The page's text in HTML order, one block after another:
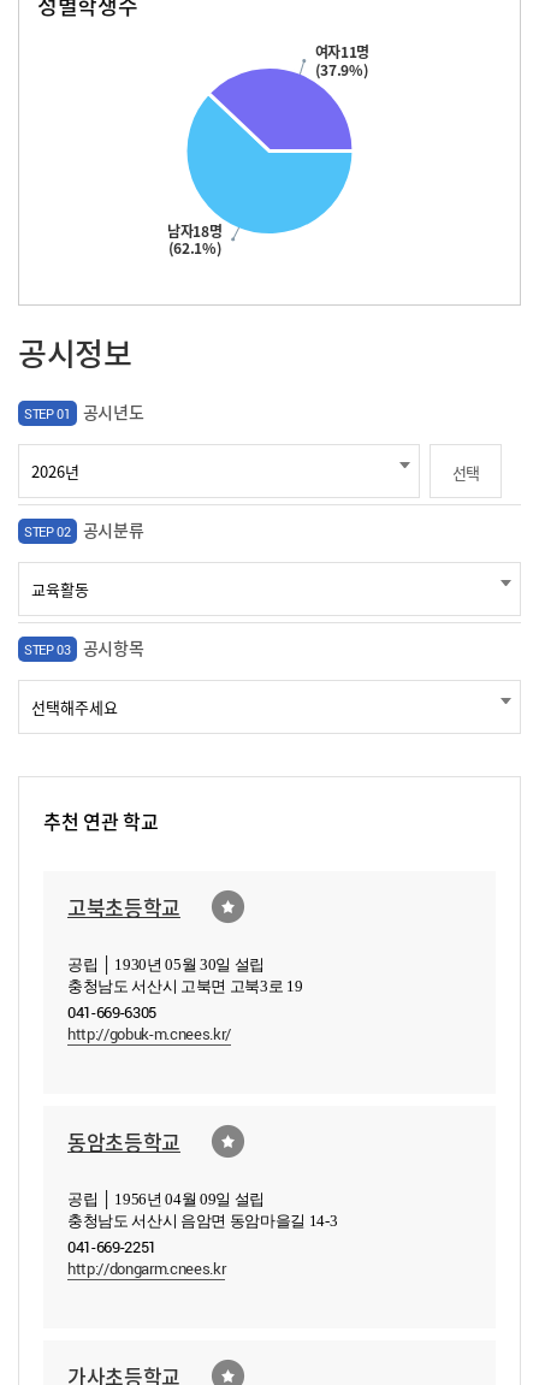
남자18명
(62.1%)
여자11명
(37.9%)
공시정보
STEP 01 공시년도
선택
STEP 02 공시분류
STEP 03 공시항목
추천 연관 학교
고북초등학교
공립 │ 1930년 05월 30일 설립
충청남도 서산시 고북면 고북3로 19
041-669-6305
http://gobuk-m.cnees.kr/
동암초등학교
공립 │ 1956년 04월 09일 설립
충청남도 서산시 음암면 동암마을길 14-3
041-669-2251
http://dongarm.cnees.kr
가사초등학교